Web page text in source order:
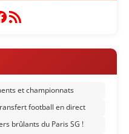
Flux RSS
et championnats
football en direct
brûlants du Paris SG !